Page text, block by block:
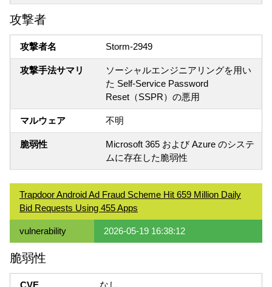
攻撃者
攻撃者名 Storm-2949
攻撃手法サマリ
ソーシャルエンジニアリングを用い
た Self-Service Password
Reset（SSPR）の悪用
マルウェア 不明
脆弱性
Microsoft 365 および Azure のシステ
ムに存在した脆弱性
Trapdoor Android Ad Fraud Scheme Hit 659 Million Daily
Bid Requests Using 455 Apps
vulnerability 2026-05-19 16:38:12
脆弱性